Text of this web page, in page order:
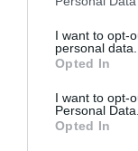
I want to opt-
personal data.
Opted In
I want to opt-
Personal Data.
Opted In
Mania The Abba
Tribute: Μια